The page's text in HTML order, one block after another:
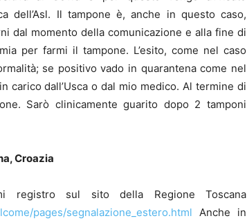
dell’Asl. Il tampone è, anche in questo caso,
dal momento della comunicazione e alla fine di
per farmi il tampone. L’esito, come nel caso
se positivo vado in quarantena come nel
dall’Usca o dal mio medico. Al termine di
Sarò clinicamente guarito dopo 2 tamponi
Croazia
sul sito della Regione Toscana
pages/segnalazione_estero.html Anche in